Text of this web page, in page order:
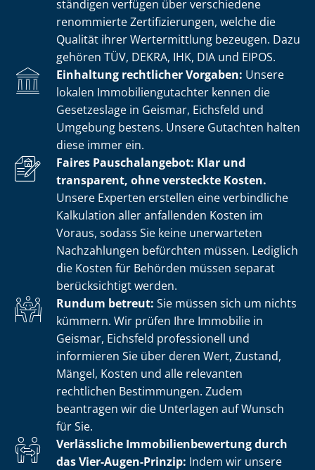
stän­di­gen verfügen über verschiedene
renommierte Zer­ti­fi­zie­run­gen, welche die
Qualität ihrer Wertermittlung bezeugen. Dazu
gehören TÜV, DEKRA, IHK, DIA und EIPOS.
Einhaltung rechtlicher Vorgaben: Unsere
lokalen Im­mo­bi­li­en­gut­ach­ter kennen die
Gesetzeslage in Geismar, Eichsfeld und
Umgebung bestens. Unsere Gutachten halten
diese immer ein.
Faires Pauschalangebot: Klar und
transparent, ohne versteckte Kosten.
Unsere Experten erstellen eine verbindliche
Kalkulation aller anfallenden Kosten im
Voraus, sodass Sie keine unerwarteten
Nachzahlungen befürchten müssen. Lediglich
die Kosten für Behörden müssen separat
berücksichtigt werden.
Rundum betreut: Sie müssen sich um nichts
kümmern. Wir prüfen Ihre Immobilie in
Geismar, Eichsfeld professionell und
informieren Sie über deren Wert, Zustand,
Mängel, Kosten und alle relevanten
rechtlichen Bestimmungen. Zudem
beantragen wir die Unterlagen auf Wunsch
für Sie.
Verlässliche Im­mo­bi­li­en­be­wer­tung durch
das Vier-Augen-Prinzip: Indem wir unsere